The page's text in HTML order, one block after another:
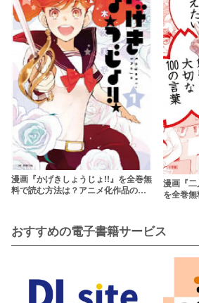
漫画『かげきしょうじょ!!』を全巻無
料で読む方法は？アニメ化作品の原
漫画『二
を全巻
おすすめの電子書籍サービス